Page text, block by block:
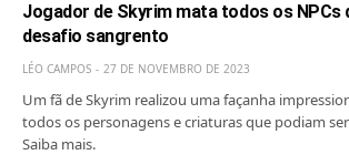
Jogador de Skyrim mata todos os NPCs
desafio sangrento
LÉO CAMPOS 27 DE NOVEMBRO DE 2023
Um fã de Skyrim realizou uma façanha
todos os personagens e criaturas que podiam
Saiba mais.